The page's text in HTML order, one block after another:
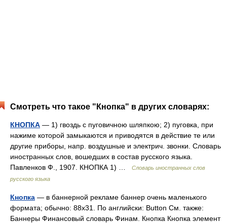
Смотреть что такое "Кнопка" в других словарях:
КНОПКА — 1) гвоздь с пуговичною шляпкою; 2) пуговка, при
нажиме которой замыкаются и приводятся в действие те или
другие приборы, напр. воздушные и электрич. звонки. Словарь
иностранных слов, вошедших в состав русского языка.
Павленков Ф., 1907. КНОПКА 1) …
Словарь иностранных слов
русского языка
Кнопка — в баннерной рекламе баннер очень маленького
формата; обычно: 88х31. По английски: Button См. также:
Баннеры Финансовый словарь Финам. Кнопка Кнопка элемент